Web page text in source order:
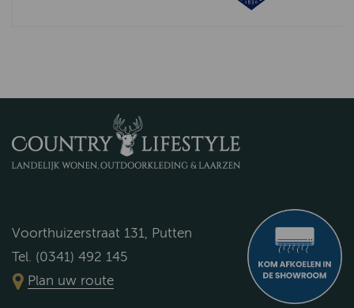
Voorthuizerstraat 131, Putten
Tel. (0341) 492 145
Plan uw route